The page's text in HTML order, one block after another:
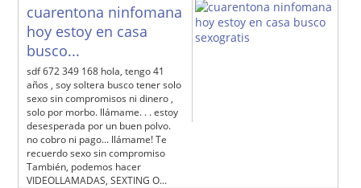
cuarentona ninfomana
hoy estoy en casa
busco...
sdf 672 349 168 hola, tengo 41
años , soy soltera busco tener solo
sexo sin compromisos ni dinero ,
solo por morbo. llámame. . . estoy
desesperada por un buen polvo.
no cobro ni pago... llámame! Te
recuerdo sexo sin compromiso
También, podemos hacer
VIDEOLLAMADAS, SEXTING O...